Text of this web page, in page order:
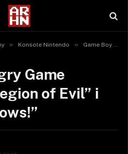
» Konsole Nintendo » Game Boy / Game Boy Color
Game
of Evil” i